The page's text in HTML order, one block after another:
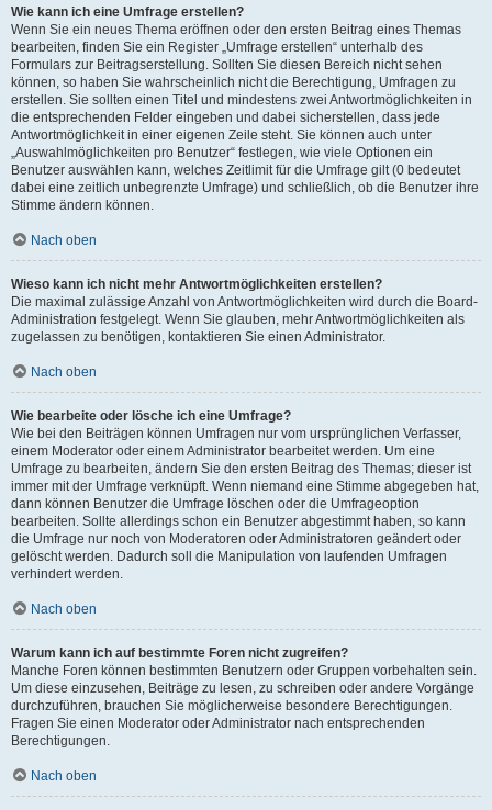
Wie kann ich eine Umfrage erstellen?
Wenn Sie ein neues Thema eröffnen oder den ersten Beitrag eines Themas
bearbeiten, finden Sie ein Register „Umfrage erstellen“ unterhalb des
Formulars zur Beitragserstellung. Sollten Sie diesen Bereich nicht sehen
können, so haben Sie wahrscheinlich nicht die Berechtigung, Umfragen zu
erstellen. Sie sollten einen Titel und mindestens zwei Antwortmöglichkeiten in
die entsprechenden Felder eingeben und dabei sicherstellen, dass jede
Antwortmöglichkeit in einer eigenen Zeile steht. Sie können auch unter
„Auswahlmöglichkeiten pro Benutzer“ festlegen, wie viele Optionen ein
Benutzer auswählen kann, welches Zeitlimit für die Umfrage gilt (0 bedeutet
dabei eine zeitlich unbegrenzte Umfrage) und schließlich, ob die Benutzer ihre
Stimme ändern können.
Nach oben
Wieso kann ich nicht mehr Antwortmöglichkeiten erstellen?
Die maximal zulässige Anzahl von Antwortmöglichkeiten wird durch die Board-
Administration festgelegt. Wenn Sie glauben, mehr Antwortmöglichkeiten als
zugelassen zu benötigen, kontaktieren Sie einen Administrator.
Nach oben
Wie bearbeite oder lösche ich eine Umfrage?
Wie bei den Beiträgen können Umfragen nur vom ursprünglichen Verfasser,
einem Moderator oder einem Administrator bearbeitet werden. Um eine
Umfrage zu bearbeiten, ändern Sie den ersten Beitrag des Themas; dieser ist
immer mit der Umfrage verknüpft. Wenn niemand eine Stimme abgegeben hat,
dann können Benutzer die Umfrage löschen oder die Umfrageoption
bearbeiten. Sollte allerdings schon ein Benutzer abgestimmt haben, so kann
die Umfrage nur noch von Moderatoren oder Administratoren geändert oder
gelöscht werden. Dadurch soll die Manipulation von laufenden Umfragen
verhindert werden.
Nach oben
Warum kann ich auf bestimmte Foren nicht zugreifen?
Manche Foren können bestimmten Benutzern oder Gruppen vorbehalten sein.
Um diese einzusehen, Beiträge zu lesen, zu schreiben oder andere Vorgänge
durchzuführen, brauchen Sie möglicherweise besondere Berechtigungen.
Fragen Sie einen Moderator oder Administrator nach entsprechenden
Berechtigungen.
Nach oben